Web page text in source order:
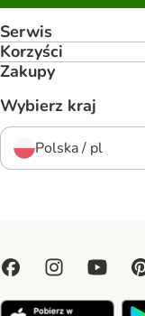
Serwis
Korzyści
Zakupy
Wybierz kraj
Polska / pl